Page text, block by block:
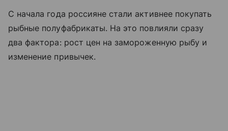
С начала года россияне стали активнее покупать
рыбные полуфабрикаты. На это повлияли сразу
два фактора: рост цен на замороженную рыбу и
изменение привычек.